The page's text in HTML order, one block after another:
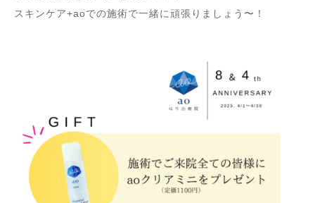
スキンケア+aoでの施術で一緒に頑張りましょう〜！